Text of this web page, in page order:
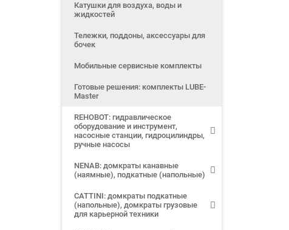
Катушки для воздуха, воды и
жидкостей
Тележки, поддоны, аксессуары для
бочек
Мобильные сервисные комплекты
Готовые решения: комплекты LUBE-
Master
REHOBOT: гидравлическое
оборудование и инструмент,
насосные станции, гидроцилиндры,
ручные насосы
NENAB: домкраты канавные
(наямные), подкатные (напольные)
CATTINI: домкраты подкатные
(напольные), домкраты грузовые
для карьерной техники